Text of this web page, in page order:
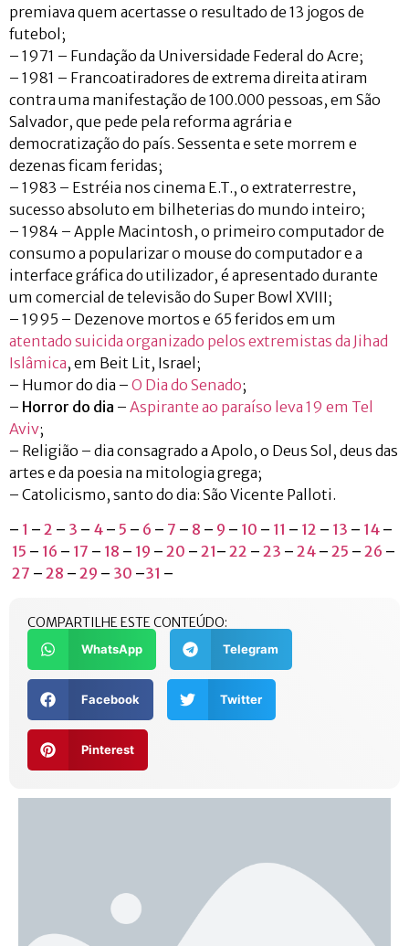
premiava quem acertasse o resultado de 13 jogos de
futebol;
– 1971 – Fundação da Universidade Federal do Acre;
– 1981 – Francoatiradores de extrema direita atiram
contra uma manifestação de 100.000 pessoas, em São
Salvador, que pede pela reforma agrária e
democratização do país. Sessenta e sete morrem e
dezenas ficam feridas;
– 1983 – Estréia nos cinema E.T., o extraterrestre,
sucesso absoluto em bilheterias do mundo inteiro;
– 1984 – Apple Macintosh, o primeiro computador de
consumo a popularizar o mouse do computador e a
interface gráfica do utilizador, é apresentado durante
um comercial de televisão do Super Bowl XVIII;
– 1995 – Dezenove mortos e 65 feridos em um
atentado suicida organizado pelos extremistas da Jihad
Islâmica, em Beit Lit, Israel;
– Humor do dia – O Dia do Senado;
– Horror do dia – Aspirante ao paraíso leva 19 em Tel
Aviv;
– Religião – dia consagrado a Apolo, o Deus Sol, deus das
artes e da poesia na mitologia grega;
– Catolicismo, santo do dia: São Vicente Palloti.
– 1 – 2 – 3 – 4 – 5 – 6 – 7 – 8 – 9 – 10 – 11 – 12 – 13 – 14 –
15 – 16 – 17 – 18 – 19 – 20 – 21– 22 – 23 – 24 – 25 – 26 –
27 – 28 – 29 – 30 –31 –
COMPARTILHE ESTE CONTEÚDO:
WhatsApp Telegram
Facebook Twitter
Pinterest